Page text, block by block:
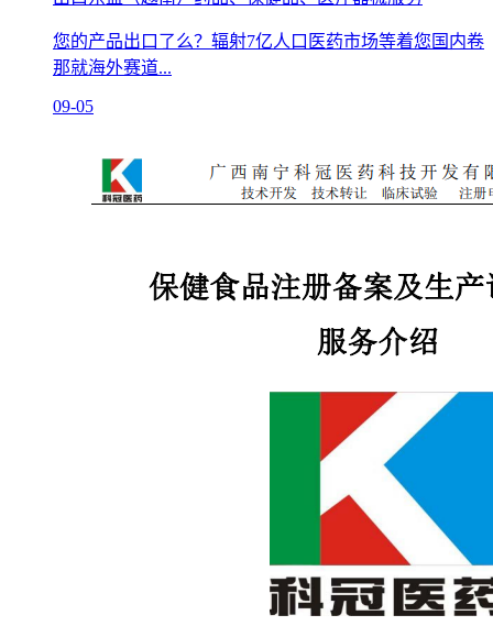
您的产品出口了么？辐射7亿人口医药市场等着您国内卷
那就海外赛道...
09-05